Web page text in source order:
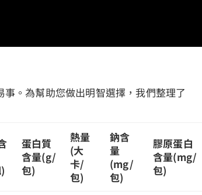
。為幫助您做出明智選擇，我們整理了
蛋白質
含量(g/
包)
熱量
(大
卡/
包)
鈉含
量
(mg/
包)
膠原蛋白
含量(mg/
包)